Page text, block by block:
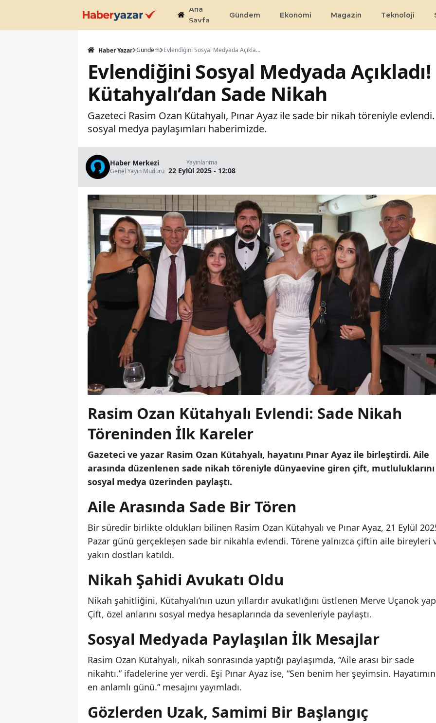
Ana
Sayfa
Gündem Ekonomi Magazin Teknoloji
Haber Yazar Gündem Evlendiğini Sosyal Medyada Açıkladı! Rasim Ozan Kütahyalı’dan Sade Nikah
Evlendiğini Sosyal Medyada
Kütahyalı’dan Sade Nikah
Gazeteci Rasim Ozan Kütahyalı, Pınar Ayaz ile sade bir nikah töreniyle
sosyal medya paylaşımları haberimizde.
Haber Merkezi
Genel Yayın Müdürü
Yayınlanma
22 Eylül 2025 - 12:08
Rasim Ozan Kütahyalı Evlendi: Sade Nikah
Töreninden İlk Kareler
Gazeteci ve yazar Rasim Ozan Kütahyalı, hayatını Pınar Ayaz ile birleştirdi. Aile
arasında düzenlenen sade nikah töreniyle dünyaevine giren çift, mutluluklarını
sosyal medya üzerinden paylaştı.
Aile Arasında Sade Bir Tören
Bir süredir birlikte oldukları bilinen Rasim Ozan Kütahyalı ve Pınar Ayaz, 21 Eylül
Pazar günü gerçekleşen sade bir nikahla evlendi. Törene yalnızca çiftin aile bireyleri
yakın dostları katıldı.
Nikah Şahidi Avukatı Oldu
Nikah şahitliğini, Kütahyalı’nın uzun yıllardır avukatlığını üstlenen Merve Uçanok
Çift, özel anlarını sosyal medya hesaplarında da sevenleriyle paylaştı.
Sosyal Medyada Paylaşılan İlk Mesajlar
Rasim Ozan Kütahyalı, nikah sonrasında yaptığı paylaşımda, “Aile arası bir sade
nikahtı.” ifadelerine yer verdi. Eşi Pınar Ayaz ise, “Sen benim her şeyimsin. Hayatımın
en anlamlı günü.” mesajını yayımladı.
Gözlerden Uzak, Samimi Bir Başlangıç